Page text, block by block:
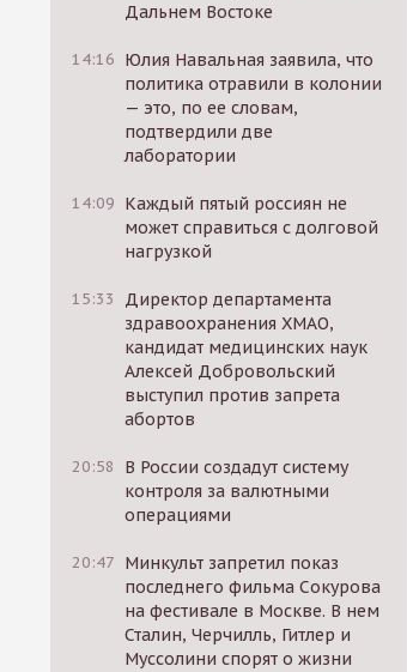
Дальнем Востоке
14:16 Юлия Навальная заявила, что
политика отравили в колонии
— это, по ее словам,
подтвердили две
лаборатории
14:09 Каждый пятый россиян не
может справиться с долговой
нагрузкой
15:33
Директор департамента
здравоохранения ХМАО,
кандидат медицинских наук
Алексей Добровольский
выступил против запрета
абортов
20:58
В России создадут систему
контроля за валютными
операциями
20:47 Минкульт запретил показ
последнего фильма Сокурова
на фестивале в Москве. В нем
Сталин, Черчилль, Гитлер и
Муссолини спорят о жизни